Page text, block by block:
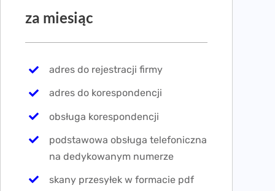
za miesiąc
adres do rejestracji firmy
adres do korespondencji
obsługa korespondencji
podstawowa obsługa telefoniczna
na dedykowanym numerze
skany przesyłek w formacie pdf